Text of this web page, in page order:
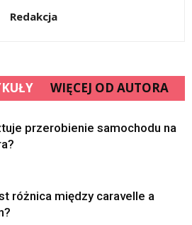
Redakcja
WIĘCEJ OD AUTORA
przerobienie samochodu na
różnica między caravelle a